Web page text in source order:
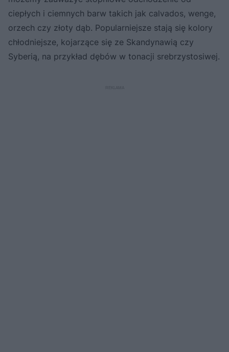
ciepłych i ciemnych barw takich jak calvados, wenge,
orzech czy złoty dąb. Popularniejsze stają się kolory
chłodniejsze, kojarzące się ze Skandynawią czy
Syberią, na przykład dębów w tonacji srebrzystosiwej.